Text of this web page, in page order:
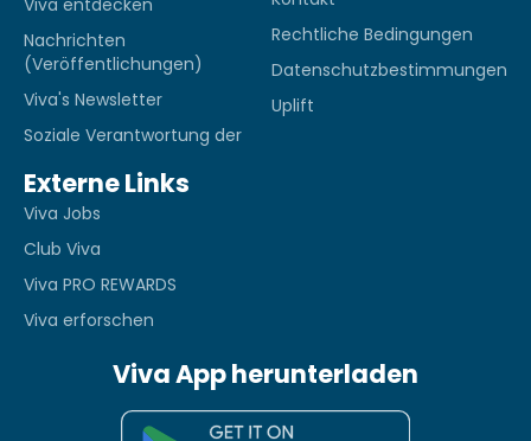
Nachrichten
(Veröffentlichungen)
Viva's Newsletter
Soziale Verantwortung der
Rechtliche Bedingungen
Datenschutzbestimmungen
Uplift
Externe Links
Viva Jobs
Club Viva
Viva PRO REWARDS
Viva erforschen
Viva App herunterladen